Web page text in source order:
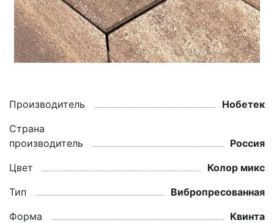
Производитель
Нобетек
Страна
производитель
Россия
Цвет
Колор микс
Тип
Вибропресованная
Форма
Квинта